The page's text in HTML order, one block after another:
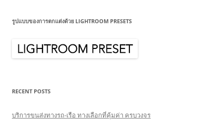
รูปแบบของการตกแต่งด้วย LIGHTROOM PRESETS
RECENT POSTS
บริการขนส่งทางรถ-เรือ ทางเลือกที่คุ้มค่า ครบวงจร